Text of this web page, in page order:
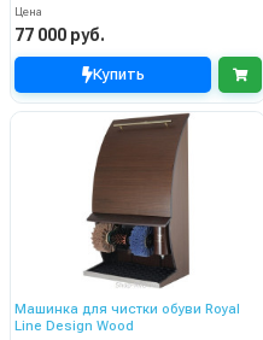
Цена
77 000 руб.
Купить
Машинка для чистки обуви Royal
Line Design Wood